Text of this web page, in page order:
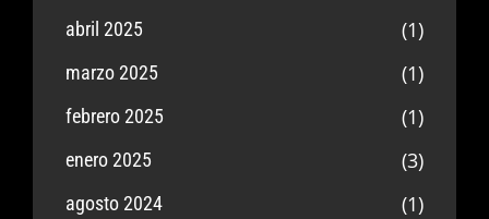
abril 2025 (1)
marzo 2025 (1)
febrero 2025 (1)
enero 2025 (3)
agosto 2024 (1)